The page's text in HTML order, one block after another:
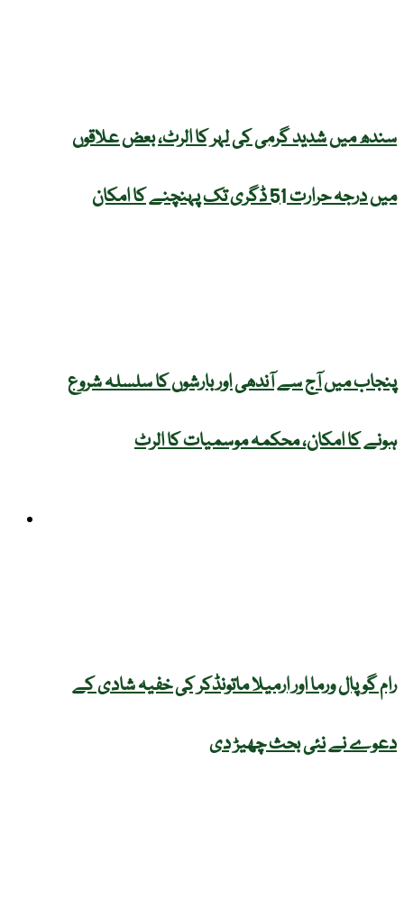
سندھ میں شدید گرمی کی لہر کا الرٹ، بعض علاقوں
میں درجہ حرارت 51 ڈگری تک پہنچنے کا امکان
پنجاب میں آج سے آندھی اور بارشوں کا سلسلہ شروع
ہونے کا امکان، محکمہ موسمیات کا الرٹ
رام گوپال ورما اور ارمیلا ماتونڈکر کی خفیہ شادی کے
دعوے نے نئی بحث چھیڑ دی